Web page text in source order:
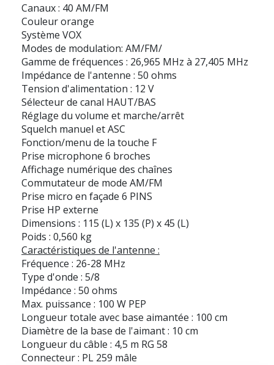
Canaux : 40 AM/FM
Couleur orange
Système VOX
Modes de modulation: AM/FM/
Gamme de fréquences : 26,965 MHz à 27,405 MHz
Impédance de l'antenne : 50 ohms
Tension d'alimentation : 12 V
Sélecteur de canal HAUT/BAS
Réglage du volume et marche/arrêt
Squelch manuel et ASC
Fonction/menu de la touche F
Prise microphone 6 broches
Affichage numérique des chaînes
Commutateur de mode AM/FM
Prise micro en façade 6 PINS
Prise HP externe
Dimensions : 115 (L) x 135 (P) x 45 (L)
Poids : 0,560 kg
Caractéristiques de l'antenne :
Fréquence : 26-28 MHz
Type d'onde : 5/8
Impédance : 50 ohms
Max. puissance : 100 W PEP
Longueur totale avec base aimantée : 100 cm
Diamètre de la base de l'aimant : 10 cm
Longueur du câble : 4,5 m RG 58
Connecteur : PL 259 mâle